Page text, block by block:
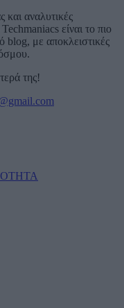
αναλυτικές
είναι το πιο
blog, με αποκλειστικές
της!